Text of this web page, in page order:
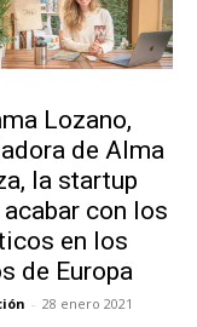
Lozano,
de Alma
la startup
acabar con los
en los
de Europa
- 28 enero 2021